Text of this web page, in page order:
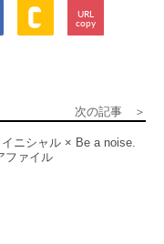
URL
copy
次の記事 ＞
イニシャル × Be a noise.
ファイル